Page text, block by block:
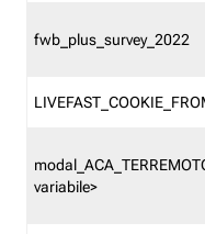
fwb_plus_survey_2022
variabile>